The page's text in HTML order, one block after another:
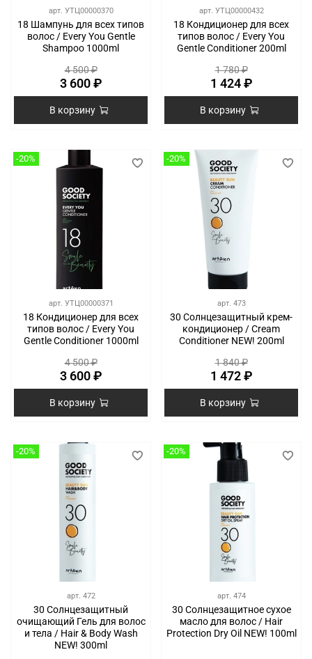
арт. УТЦ00000370
18 Шампунь для всех типов
волос / Every You Gentle
Shampoo 1000ml
4 500 ₽
3 600 ₽
В корзину
арт. УТЦ00000432
18 Кондиционер для всех
типов волос / Every You
Gentle Conditioner 200ml
1 780 ₽
1 424 ₽
В корзину
-20%
арт. УТЦ00000371
18 Кондиционер для всех
типов волос / Every You
Gentle Conditioner 1000ml
4 500 ₽
3 600 ₽
В корзину
-20%
арт. 473
30 Солнцезащитный крем-
кондиционер / Cream
Conditioner NEW! 200ml
1 840 ₽
1 472 ₽
В корзину
-20%
арт. 472
30 Солнцезащитный
очищающий Гель для волос
и тела / Hair & Body Wash
NEW! 300ml
-20%
арт. 474
30 Солнцезащитное сухое
масло для волос / Hair
Protection Dry Oil NEW! 100ml